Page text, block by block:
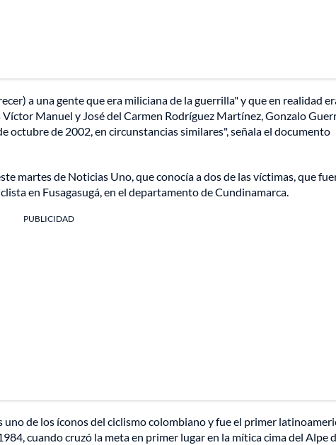
a una gente que era miliciana de la guerrilla" y que en realidad
Manuel y José del Carmen Rodríguez Martínez, Gonzalo
octubre de 2002, en circunstancias similares", señala el documento
martes de Noticias Uno, que conocía a dos de las víctimas, que
en Fusagasugá, en el departamento de Cundinamarca.
PUBLICIDAD
de los íconos del ciclismo colombiano y fue el primer
cuando cruzó la meta en primer lugar en la mítica cima del Alpe